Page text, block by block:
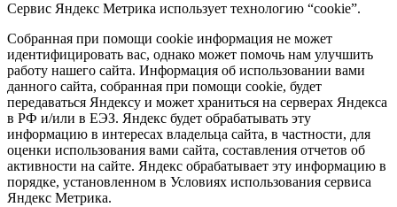
Сервис Яндекс Метрика использует технологию “cookie”.
Собранная при помощи cookie информация не может
идентифицировать вас, однако может помочь нам улучшить
работу нашего сайта. Информация об использовании вами
данного сайта, собранная при помощи cookie, будет
передаваться Яндексу и может храниться на серверах Яндекса
в РФ и/или в ЕЭЗ. Яндекс будет обрабатывать эту
информацию в интересах владельца сайта, в частности, для
оценки использования вами сайта, составления отчетов об
активности на сайте. Яндекс обрабатывает эту информацию в
порядке, установленном в Условиях использования сервиса
Яндекс Метрика.